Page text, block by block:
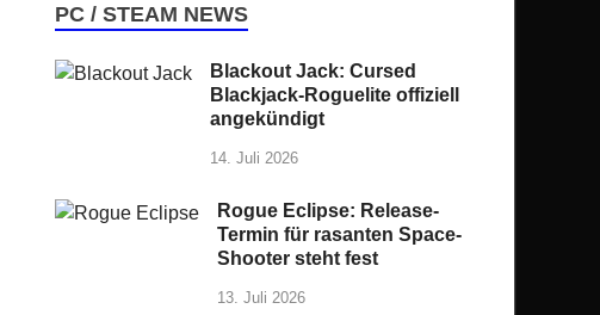
PC / STEAM NEWS
Blackout Jack: Cursed
Blackjack-Roguelite offiziell
angekündigt
14. Juli 2026
Rogue Eclipse: Release-
Termin für rasanten Space-
Shooter steht fest
13. Juli 2026